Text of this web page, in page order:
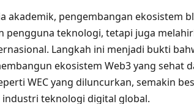
akademik, pengembangan ekosistem
pengguna teknologi, tetapi juga
Langkah ini menjadi bukti
ekosistem Web3 yang sehat
WEC yang diluncurkan, semakin
teknologi digital global.